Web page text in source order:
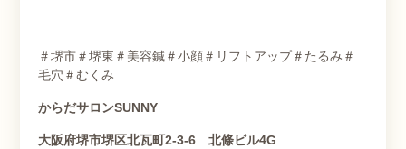
＃堺市＃堺東＃美容鍼＃小顔＃リフトアップ＃たるみ＃
毛穴＃むくみ
からだサロンSUNNY
大阪府堺市堺区北瓦町2-3-6 北條ビル4G